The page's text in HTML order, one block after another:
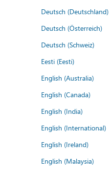
Deutsch (Deutschland)
Deutsch (Österreich)
Deutsch (Schweiz)
Eesti (Eesti)
English (Australia)
English (Canada)
English (India)
English (International)
English (Ireland)
English (Malaysia)